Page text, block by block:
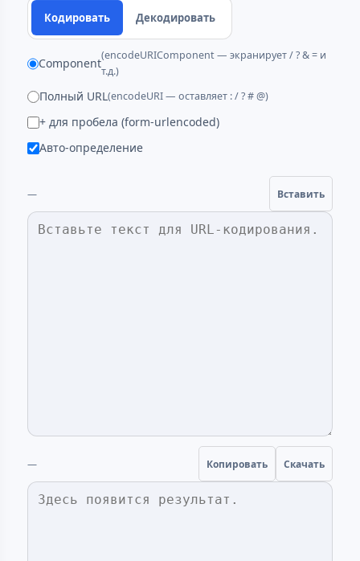
Кодировать Декодировать
Component
(encodeURIComponent — экранирует / ? & = и
т.д.)
Полный URL(encodeURI — оставляет : / ? # @)
+ для пробела (form-urlencoded)
Авто-определение
— Вставить
— Копировать Скачать